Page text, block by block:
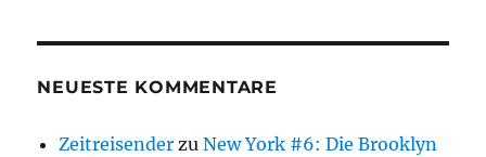
NEUESTE KOMMENTARE
Zeitreisender zuNew York #6: Die Brooklyn